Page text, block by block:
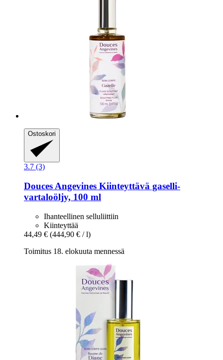
Ostoskori
3.7 (3)
Douces Angevines Kiinteyttävä gaselli-​
vartaloöljy, 100 ml
Ihanteellinen selluliittiin
Kiinteyttää
44,49 € (444,90 € / l)
Toimitus 18. elokuuta mennessä